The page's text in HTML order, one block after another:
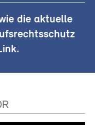
die aktuelle